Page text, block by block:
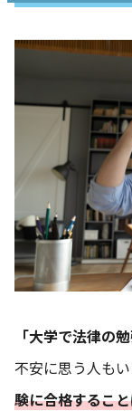
「大学で法律の
不安に思う人も
験に合格するこ